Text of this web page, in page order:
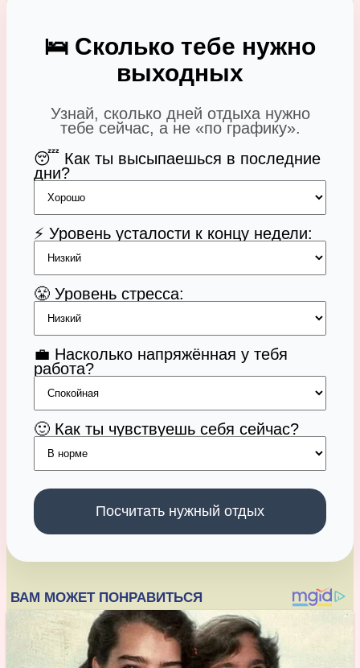
🛌 Сколько тебе нужно
выходных
Узнай, сколько дней отдыха нужно
тебе сейчас, а не «по графику».
😴 Как ты высыпаешься в последние
дни?
⚡ Уровень усталости к концу недели:
😤 Уровень стресса:
💼 Насколько напряжённая у тебя
работа?
🙂 Как ты чувствуешь себя сейчас?
Посчитать нужный отдых